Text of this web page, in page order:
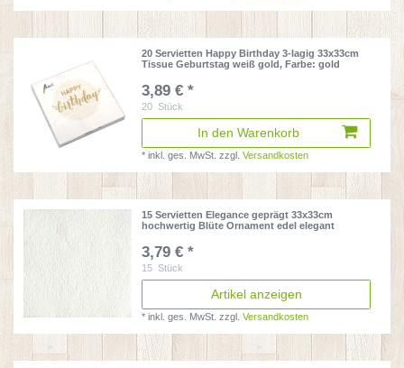
20 Servietten Happy Birthday 3-lagig 33x33cm
Tissue Geburtstag weiß gold, Farbe: gold
3,89 € *
20 Stück
In den Warenkorb
*inkl. ges. MwSt. zzgl.Versandkosten
15 Servietten Elegance geprägt 33x33cm
hochwertig Blüte Ornament edel elegant
3,79 € *
15 Stück
Artikel anzeigen
*inkl. ges. MwSt. zzgl.Versandkosten